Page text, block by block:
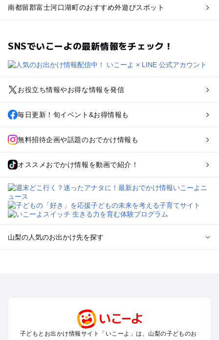
南都留郡富士河口湖町のおすすめ外遊びスポット
SNSでいこーよの最新情報をチェック！
お役立ち情報やお得な情報を発信
毎日更新！旬イベント&お得情報も
無料招待企画や話題のおでかけ情報も
オススメおでかけ情報を動画で紹介！
山梨の人気のお出かけ先を探す
甲府・昇仙峡・湯村のプールお出かけ
石和・勝沼・塩山のプールお出かけ
子どもとお出かけ情報サイト「いこーよ」は、山梨の子どものお